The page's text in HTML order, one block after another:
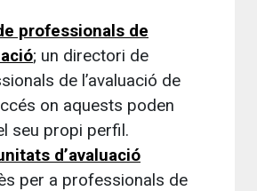
professionals de
; un directori de
de l’avaluació de
on aquests poden
seu propi perfil.
d’avaluació
per a professionals de